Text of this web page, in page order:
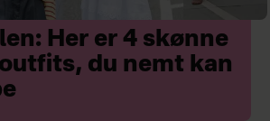
Her er 4 skønne
du nemt kan